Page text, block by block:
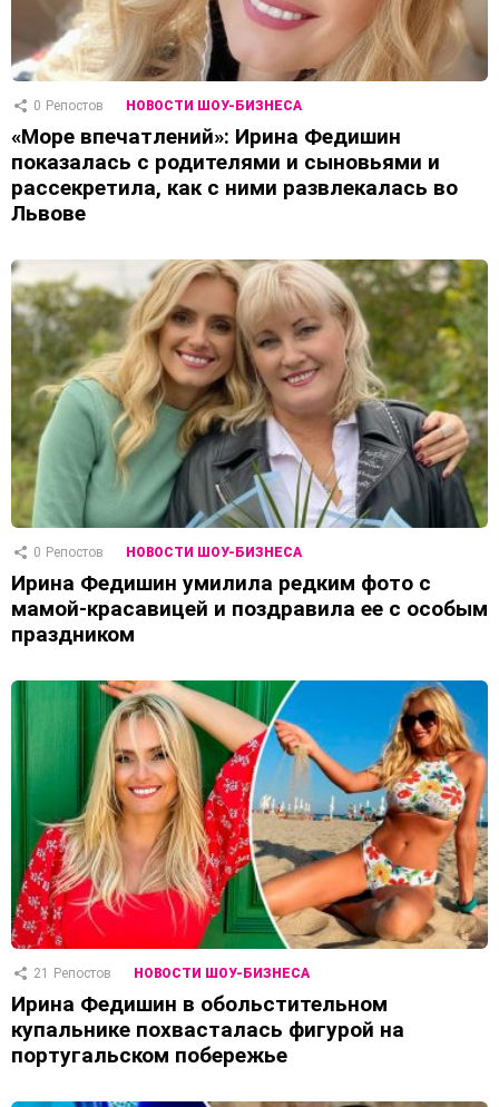
0 Репостов НОВОСТИ ШОУ-БИЗНЕСА
«Море впечатлений»: Ирина Федишин
показалась с родителями и сыновьями и
рассекретила, как с ними развлекалась во
Львове
0 Репостов НОВОСТИ ШОУ-БИЗНЕСА
Ирина Федишин умилила редким фото с
мамой-красавицей и поздравила ее с особым
праздником
21 Репостов НОВОСТИ ШОУ-БИЗНЕСА
Ирина Федишин в обольстительном
купальнике похвасталась фигурой на
португальском побережье